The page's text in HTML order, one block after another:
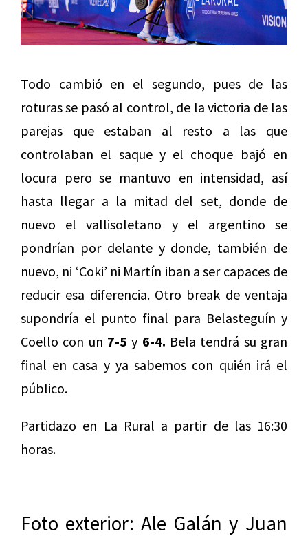
Todo cambió en el segundo, pues de las
roturas se pasó al control, de la victoria de las
parejas que estaban al resto a las que
controlaban el saque y el choque bajó en
locura pero se mantuvo en intensidad, así
hasta llegar a la mitad del set, donde de
nuevo el vallisoletano y el argentino se
pondrían por delante y donde, también de
nuevo, ni ‘Coki’ ni Martín iban a ser capaces de
reducir esa diferencia. Otro break de ventaja
supondría el punto final para Belasteguín y
Coello con un 7-5 y 6-4. Bela tendrá su gran
final en casa y ya sabemos con quién irá el
público.
Partidazo en La Rural a partir de las 16:30
horas.
Foto exterior: Ale Galán y Juan